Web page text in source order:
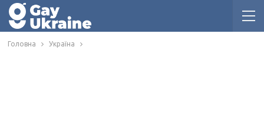
Головна Україна